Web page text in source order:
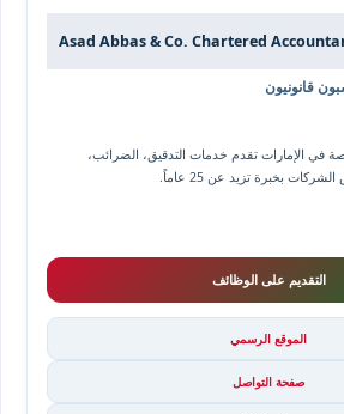
Asad Abbas & Co. Chartered
قانونيون
في الإمارات تقدم خدمات التدقيق، الضرائب،
بخبرة تزيد عن 25 عاماً.
التقديم على الوظائف
الموقع الرسمي
صفحة التواصل